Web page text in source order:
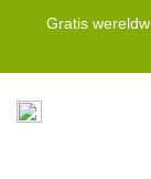
Gratis